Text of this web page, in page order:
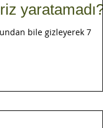
yaratamadı?
bile gizleyerek 7